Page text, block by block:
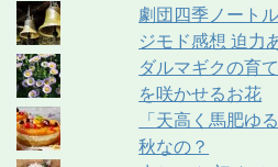
劇団四季ノート
ジモド感想 迫力
ダルマギクの育
を咲かせるお花
「天高く馬肥
秋なの？